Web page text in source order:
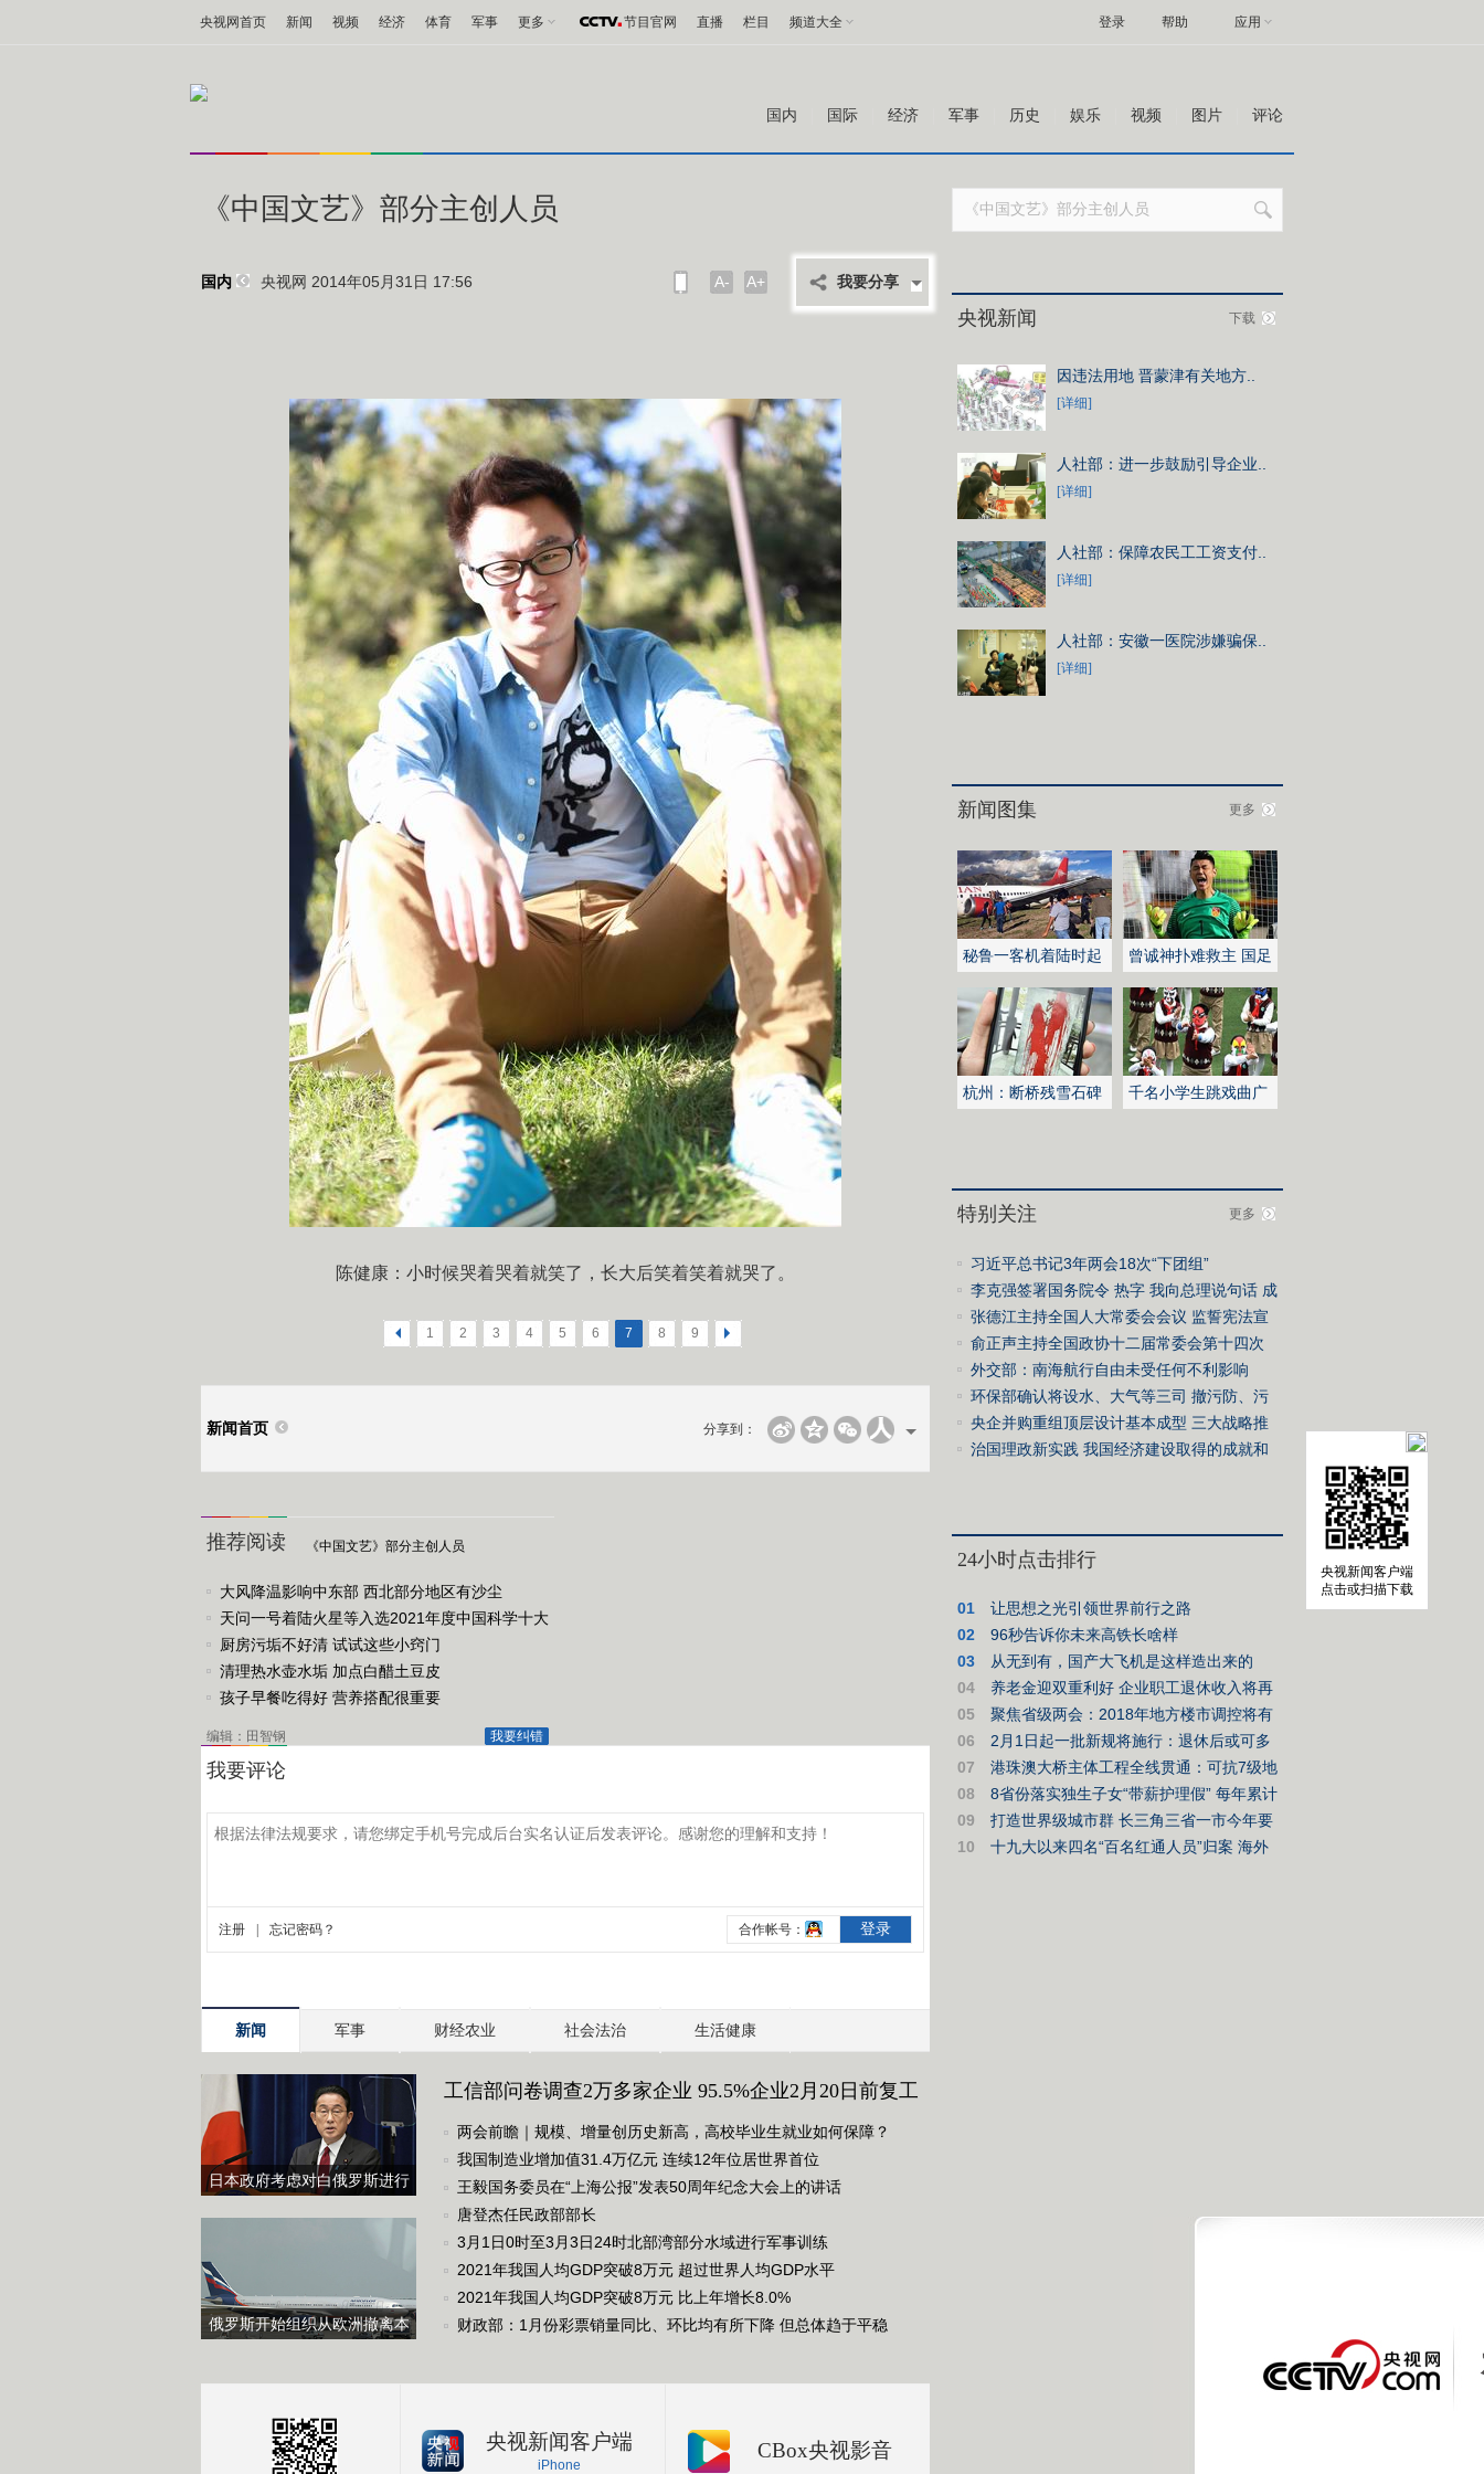
央视新闻客户端
点击或扫描下载
央视网首页 新闻 视频 经济 体育 军事 更多 节目官网 直播 栏目 频道大全 帮助 应用
登录
国内 国际 经济 军事 历史 娱乐 视频 图片 评论
《中国文艺》部分主创人员
国内 央视网 2014年05月31日 17:56 A- A+ 我要分享
陈健康：小时候哭着哭着就笑了，长大后笑着笑着就哭了。
< 1 2 3 4 5 6 7 8 9 >
新闻首页 分享到：
推荐阅读 《中国文艺》部分主创人员
大风降温影响中东部 西北部分地区有沙尘
天问一号着陆火星等入选2021年度中国科学十大
进展
厨房污垢不好清 试试这些小窍门
清理热水壶水垢 加点白醋土豆皮
孩子早餐吃得好 营养搭配很重要
我要纠错
编辑：田智钢
新闻 军事 财经农业 社会法治 生活健康
日本政府考虑对白俄罗斯进行
俄罗斯开始组织从欧洲撤离本
工信部问卷调查2万多家企业 95.5%企业2月20日前复工
两会前瞻｜规模、增量创历史新高，高校毕业生就业如何保障？
我国制造业增加值31.4万亿元 连续12年位居世界首位
王毅国务委员在“上海公报”发表50周年纪念大会上的讲话
唐登杰任民政部部长
3月1日0时至3月3日24时北部湾部分水域进行军事训练
2021年我国人均GDP突破8万元 超过世界人均GDP水平
2021年我国人均GDP突破8万元 比上年增长8.0%
财政部：1月份彩票销量同比、环比均有所下降 但总体趋于平稳
央视新闻客户端
iPhone
CBox央视影音
央视新闻 下载
因违法用地 晋蒙津有关地方..
[详细]
人社部：进一步鼓励引导企业..
[详细]
人社部：保障农民工工资支付..
[详细]
人社部：安徽一医院涉嫌骗保..
[详细]
新闻图集 更多
秘鲁一客机着陆时起
曾诚神扑难救主 国足
不敌伊朗
杭州：断桥残雪石碑
千名小学生跳戏曲广
特别关注 更多
习近平总书记3年两会18次“下团组”
李克强签署国务院令 热字 我向总理说句话 成
绩单
张德江主持全国人大常委会会议 监誓宪法宣
誓仪式
俞正声主持全国政协十二届常委会第十四次
会议
外交部：南海航行自由未受任何不利影响
环保部确认将设水、大气等三司 撤污防、污
控司
央企并购重组顶层设计基本成型 三大战略推
进并购
治国理政新实践 我国经济建设取得的成就和
24小时点击排行
01
让思想之光引领世界前行之路
02
96秒告诉你未来高铁长啥样
03
从无到有，国产大飞机是这样造出来的
04
养老金迎双重利好 企业职工退休收入将再
上台阶
05
聚焦省级两会：2018年地方楼市调控将有
这些变化
06
2月1日起一批新规将施行：退休后或可多
领一份收入
07
港珠澳大桥主体工程全线贯通：可抗7级地
震 寿命120年
08
8省份落实独生子女“带薪护理假” 每年累计
可达20天
09
打造世界级城市群 长三角三省一市今年要
干这些大事
10
十九大以来四名“百名红通人员”归案 海外